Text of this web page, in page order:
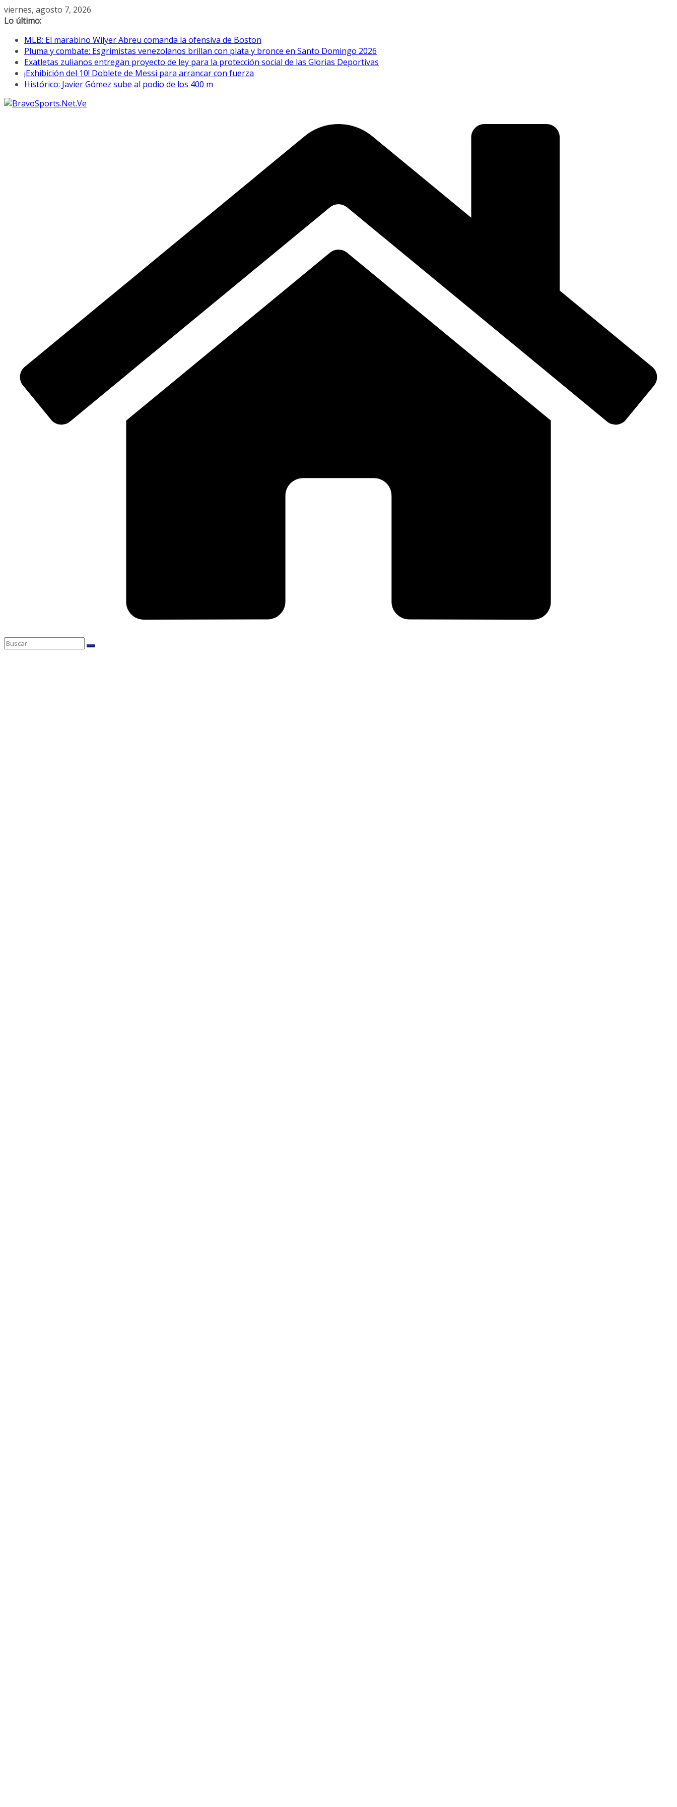
Saltar
al
viernes, agosto 7, 2026
Lo último:
MLB: El marabino Wilyer Abreu comanda la ofensiva de Boston
Pluma y combate: Esgrimistas venezolanos brillan con plata y bronce en Santo Domingo 2026
Exatletas zulianos entregan proyecto de ley para la protección social de las Glorias Deportivas
¡Exhibición del 10! Doblete de Messi para arrancar con fuerza
Histórico: Javier Gómez sube al podio de los 400 m